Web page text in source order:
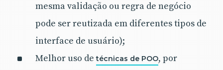
mesma validação ou regra de negócio
pode ser reutizada em diferentes tipos de
interface de usuário);
Melhor uso detécnicas de POO, por